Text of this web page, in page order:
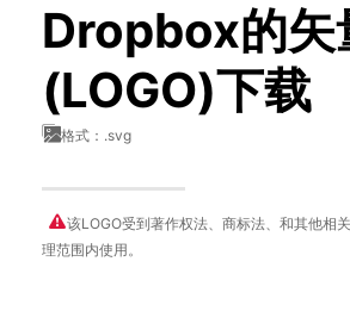
Dropbox的矢
(LOGO)下载
格式：.svg
该LOGO受到著作权法、商标法、和其他相
理范围内使用。